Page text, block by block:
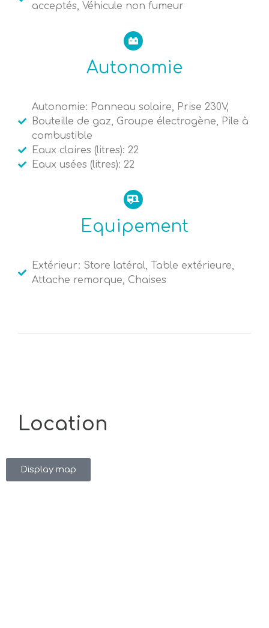
acceptés, Véhicule non fumeur
Autonomie
Autonomie: Panneau solaire, Prise 230V,
Bouteille de gaz, Groupe électrogène, Pile à
combustible
Eaux claires (litres): 22
Eaux usées (litres): 22
Equipement
Extérieur: Store latéral, Table extérieure,
Attache remorque, Chaises
Location
Display map